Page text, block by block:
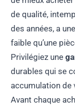
de qualité,
des années, a
faible qu’une
Privilégiez une
durables qui se
accumulation de
Avant chaque